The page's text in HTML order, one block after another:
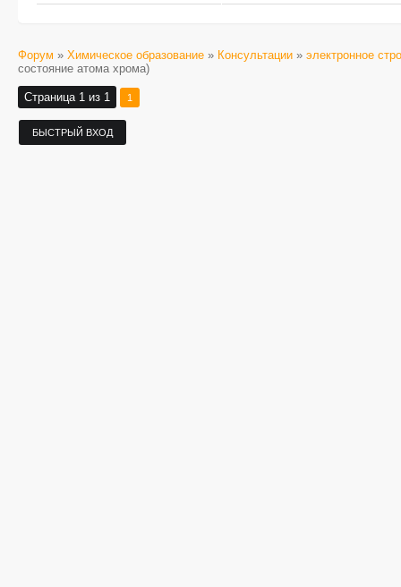
Форум » Химическое образование » Консультации » электронное
состояние атома хрома)
Страница 1 из 1 1